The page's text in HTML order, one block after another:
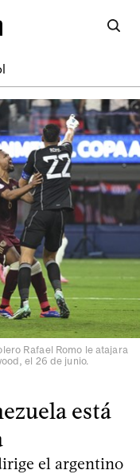
Rafael Romo le atajara
el 26 de junio.
está
el argentino